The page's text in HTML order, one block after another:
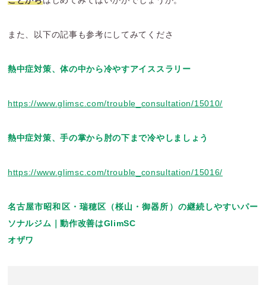
また、以下の記事も参考にしてみてくださ
熱中症対策、体の中から冷やすアイススラリー
https://www.glimsc.com/trouble_consultation/15010/
熱中症対策、手の掌から肘の下まで冷やしましょう
https://www.glimsc.com/trouble_consultation/15016/
名古屋市昭和区・瑞穂区（桜山・御器所）の継続しやすいパー
ソナルジム｜動作改善はGlimSC
オザワ